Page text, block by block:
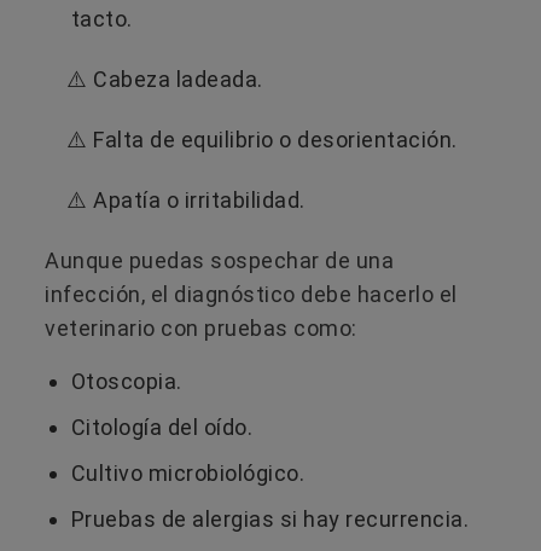
tacto.
⚠️ Cabeza ladeada.
⚠️ Falta de equilibrio o desorientación.
⚠️ Apatía o irritabilidad.
Aunque puedas sospechar de una
infección, el diagnóstico debe hacerlo el
veterinario con pruebas como:
Otoscopia.
Citología del oído.
Cultivo microbiológico.
Pruebas de alergias si hay recurrencia.